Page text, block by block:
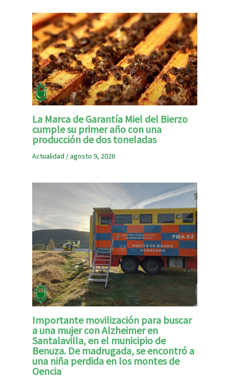
La Marca de Garantía Miel del Bierzo
cumple su primer año con una
producción de dos toneladas
Actualidad /agosto 9, 2026
Importante movilización para buscar
a una mujer con Alzheimer en
Santalavilla, en el municipio de
Benuza. De madrugada, se encontró a
una niña perdida en los montes de
Oencia